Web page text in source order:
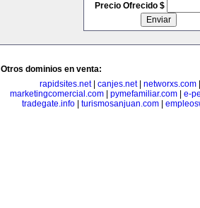
Precio Ofrecido $
Otros dominios en venta:
rapidsites.net| canjes.net| networxs.com
marketingcomercial.com| pymefamiliar.com| e-
tradegate.info| turismosanjuan.com|